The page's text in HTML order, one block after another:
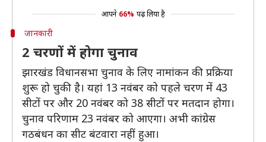
आपने 66% पढ़ लिया है
जानकारी
2 चरणों में होगा चुनाव
झारखंड विधानसभा चुनाव के लिए नामांकन की प्रक्रिया
शुरू हो चुकी है। यहां 13 नवंबर को पहले चरण में 43
सीटों पर और 20 नवंबर को 38 सीटों पर मतदान होगा।
चुनाव परिणाम 23 नवंबर को आएगा। अभी कांग्रेस
गठबंधन का सीट बंटवारा नहीं हुआ।